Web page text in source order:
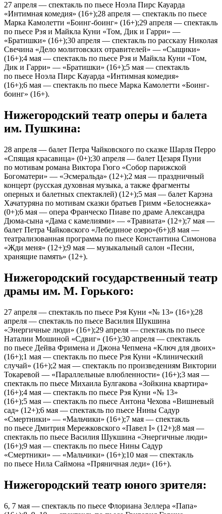
27 апреля — спектакль по пьесе Ноэла Пирс Кауарда
«Интимная комедия» (16+);28 апреля — спектакль по пьесе
Марка Камолетти «Боинг-боинг» (16+);29 апреля — спектакль
по пьесе Рэя и Майкла Куни «Том, Дик и Гарри» —
«Братишки» (16+);30 апреля — спектакль по рассказу Николая
Свечина «Дело молитовских отравителей» — «Сыщики»
(16+);4 мая — спектакль по пьесе Рэя и Майкла Куни «Том,
Дик и Гарри» — «Братишки» (16+);5 мая — спектакль
по пьесе Ноэла Пирс Кауарда «Интимная комедия»
(16+);6 мая — спектакль по пьесе Марка Камолетти «Боинг-
боинг» (16+).
Нижегородский театр оперы и балета
им. Пушкина:
28 апреля — балет Петра Чайковского по сказке Шарля Перро
«Спящая красавица» (0+);30 апреля — балет Цезаря Пуни
по мотивам романа Виктора Гюго «Собор парижской
Богоматери» — «Эсмеральда» (12+);2 мая — праздничный
концерт (русская духовная музыка, а также фрагменты
оперных и балетных спектаклей) (12+);5 мая — балет Карэна
Хачатуряна по мотивам сказки братьев Гримм «Белоснежка»
(0+);6 мая — опера Франческо Пиаве по драме Александра
Дюма-сына «Дама с камелиями» — «Травиата» (12+);7 мая —
балет Петра Чайковского «Лебединое озеро»(6+);8 мая —
театрализованная программа по пьесе Константина Симонова
«Жди меня» (12+);9 мая — музыкальный салон «Песни,
хранящие память» (12+).
Нижегородский государственный театр
драмы им. М. Горького:
27 апреля — спектакль по пьесе Рэя Куни «№ 13» (16+);28
апреля — спектакль по пьесе Василия Шукшина
«Энергичные люди» (16+);29 апреля — спектакль по пьесе
Наталии Мошиной «Сдвиг» (16+);30 апреля — спектакль
по пьесе Дейва Фримена и Джона Чепмена «Ключ для двоих»
(16+);1 мая — спектакль по пьесе Рэя Куни «Клинический
случай» (16+);2 мая — спектакль по произведениям Виктории
Токаревой — «Параллельные влюбленности» (16+);3 мая —
спектакль по пьесе Михаила Булгакова «Зойкина квартира»
(16+);4 мая — спектакль по пьесе Рэя Куни «№ 13»
(16+);5 мая — спектакль по пьесе Антона Чехова «Вишневый
сад» (12+);6 мая — спектакль по пьесе Нины Садур
«Смертники» — «Мальчики» (16+);7 мая — спектакль
по пьесе Дмитрия Мережковского «Павел I» (12+);8 мая —
спектакль по пьесе Василия Шукшина «Энергичные люди»
(16+);9 мая — спектакль по пьесе Нины Садур
«Смертники» — «Мальчики» (16+);10 мая — спектакль
по пьесе Нила Саймона «Пряничная леди» (16+).
Нижегородский театр юного зрителя:
6, 7 мая — спектакль по пьесе Флориана Зеллера «Папа»